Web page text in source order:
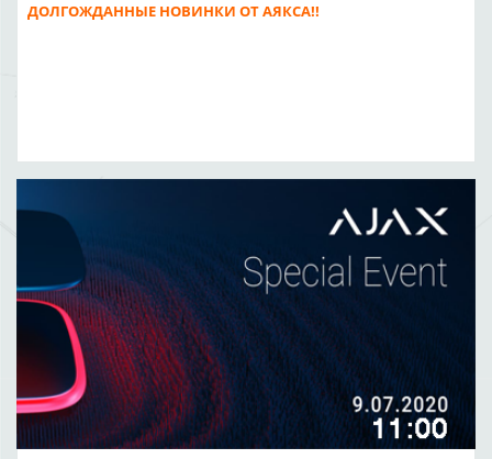
ДОЛГОЖДАННЫЕ НОВИНКИ ОТ АЯКСА!!